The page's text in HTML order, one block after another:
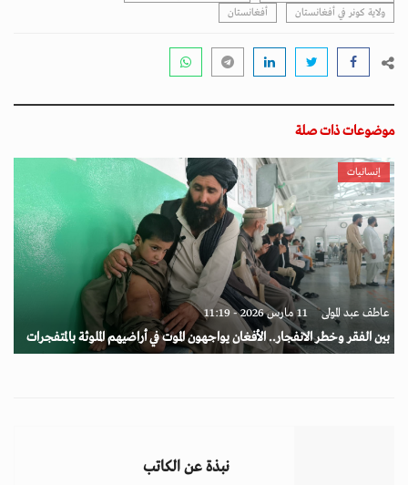
ولاية كونر في أفغانستان أفغانستان
موضوعات ذات صلة
إنسانيات
عاطف عبد المولى 11 مارس 2026 - 11:19
بين الفقر وخطر الانفجار.. الأفغان يواجهون الموت في أراضيهم الملوثة بالمتفجرات
نبذة عن الكاتب